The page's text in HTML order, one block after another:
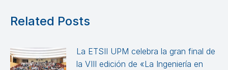
Related Posts
La ETSII UPM celebra la gran final de
la VIII edición de «La Ingeniería en